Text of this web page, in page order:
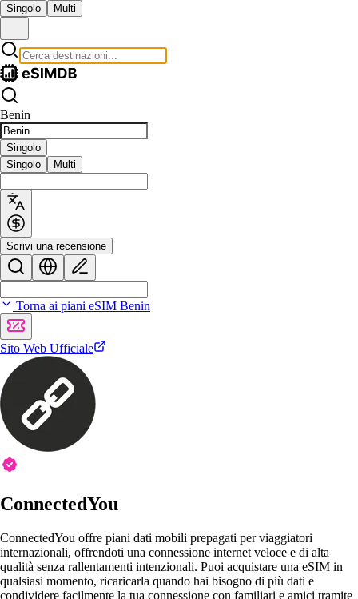
Singolo Multi
Benin
Singolo
Singolo
Multi
Scrivi una recensione
Torna ai piani eSIM Benin
Sito Web Ufficiale
ConnectedYou
ConnectedYou offre piani dati mobili prepagati per viaggiatori
internazionali, offrendoti una connessione internet veloce e di alta
qualità senza rallentamenti intenzionali. Puoi acquistare una eSIM in
qualsiasi momento, ricaricarla quando hai bisogno di più dati e
condividere facilmente la tua connessione con familiari e amici tramite